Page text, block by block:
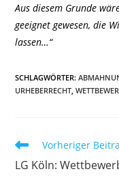
Aus diesem Grunde
geeignet gewesen, die
lassen…“
SCHLAGWÖRTER:
URHEBERRECHT,
Weitere
ansehen
Vorheriger
LG Köln: